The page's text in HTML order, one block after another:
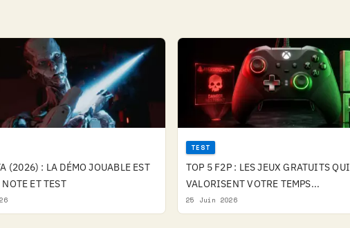
(2026) : LA DÉMO JOUABLE EST
ET TEST
TEST
TOP 5 F2P : LES JEUX GRATUITS QUI
VALORISENT VOTRE TEMPS...
25 Juin 2026